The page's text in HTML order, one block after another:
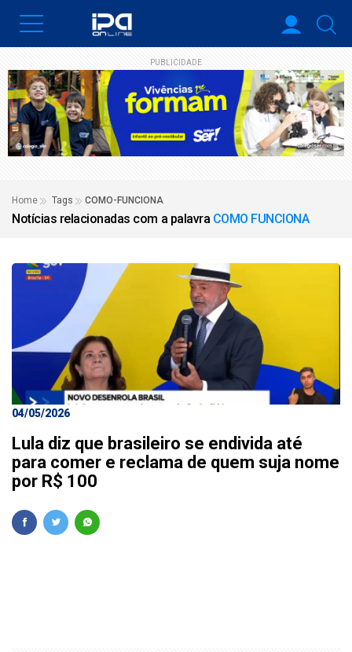
PUBLICIDADE
Home Tags COMO-FUNCIONA
Notícias relacionadas com a palavra COMO FUNCIONA
04/05/2026
Lula diz que brasileiro se endivida até
para comer e reclama de quem suja nome
por R$ 100